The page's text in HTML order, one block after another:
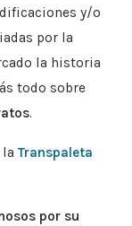
y/o
por la
la historia
todo sobre
.
laTranspaleta
por su